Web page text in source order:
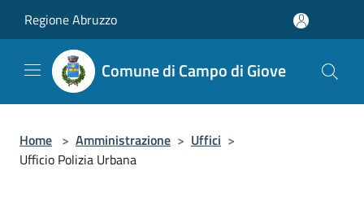
Regione Abruzzo
Comune di Campo di Giove
Home > Amministrazione > Uffici >
Ufficio Polizia Urbana